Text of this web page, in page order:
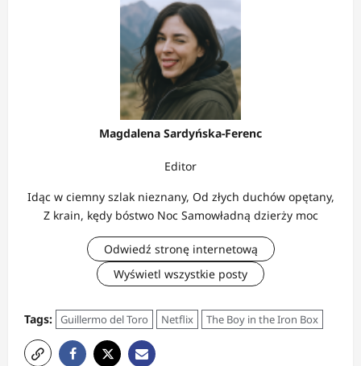
Magdalena Sardyńska-Ferenc
Editor
Idąc w ciemny szlak nieznany, Od złych duchów opętany,
Z krain, kędy bóstwo Noc Samowładną dzierży moc
Odwiedź stronę internetową
Wyświetl wszystkie posty
Tags: Guillermo del Toro Netflix The Boy in the Iron Box